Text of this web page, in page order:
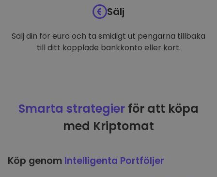
Sälj
Sälj din för euro och ta smidigt ut pengarna tillbaka
till ditt kopplade bankkonto eller kort.
Smarta strategier för att köpa
med Kriptomat
Köp genom Intelligenta Portföljer